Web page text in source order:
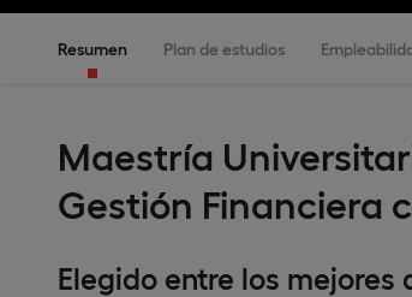
Resumen Plan de estudios
Maestría
Gestión Financiera
Elegido entre los mejores